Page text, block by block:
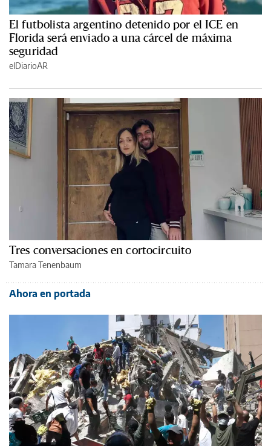
El futbolista argentino detenido por el ICE en
Florida será enviado a una cárcel de máxima
seguridad
elDiarioAR
Tres conversaciones en cortocircuito
Tamara Tenenbaum
Ahora en portada